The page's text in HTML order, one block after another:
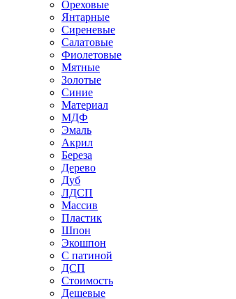
Ореховые
Янтарные
Сиреневые
Салатовые
Фиолетовые
Мятные
Золотые
Синие
Материал
МДФ
Эмаль
Акрил
Береза
Дерево
Дуб
ЛДСП
Массив
Пластик
Шпон
Экошпон
С патиной
ДСП
Стоимость
Дешевые